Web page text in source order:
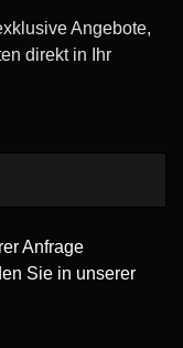
Angebote,
direkt in Ihr
Anfrage
Sie in unserer